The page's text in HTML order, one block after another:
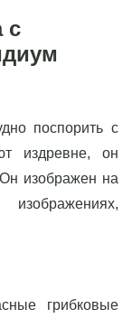
с
поспорить с
издревне, он
изображен на
грибковые